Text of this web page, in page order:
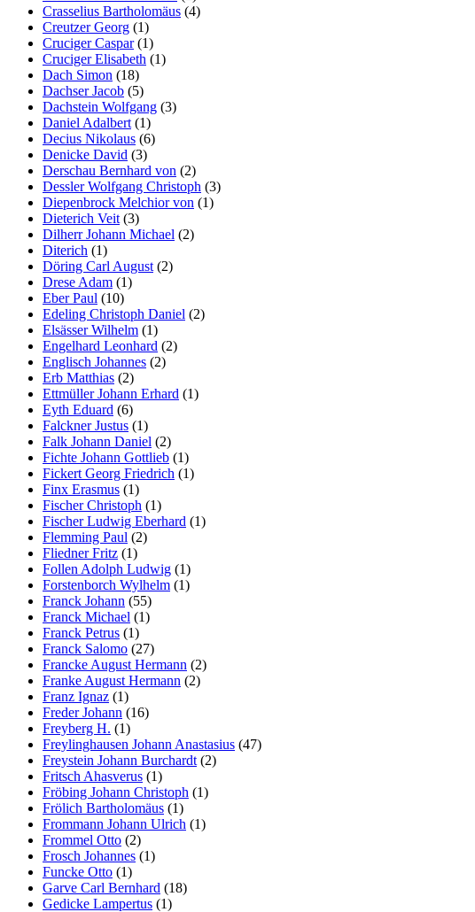
Crasselius Bartholomäus (4)
Creutzer Georg (1)
Cruciger Caspar(1)
Cruciger Elisabeth (1)
Dach Simon (18)
Dachser Jacob (5)
Dachstein Wolfgang (3)
Daniel Adalbert (1)
Decius Nikolaus (6)
Denicke David (3)
Derschau Bernhard von (2)
Dessler Wolfgang Christoph (3)
Diepenbrock Melchior von (1)
Dieterich Veit (3)
Dilherr Johann Michael (2)
Diterich (1)
Döring Carl August (2)
Drese Adam (1)
Eber Paul (10)
Edeling Christoph Daniel (2)
Elsässer Wilhelm (1)
Engelhard Leonhard (2)
Englisch Johannes (2)
Erb Matthias (2)
Ettmüller Johann Erhard (1)
Eyth Eduard (6)
Falckner Justus (1)
Falk Johann Daniel (2)
Fichte Johann Gottlieb (1)
Fickert Georg Friedrich (1)
Finx Erasmus (1)
Fischer Christoph (1)
Fischer Ludwig Eberhard (1)
Flemming Paul (2)
Fliedner Fritz (1)
Follen Adolph Ludwig (1)
Forstenborch Wylhelm (1)
Franck Johann (55)
Franck Michael (1)
Franck Petrus (1)
Franck Salomo (27)
Francke August Hermann (2)
Franke August Hermann (2)
Franz Ignaz (1)
Freder Johann (16)
Freyberg H. (1)
Freylinghausen Johann Anastasius (47)
Freystein Johann Burchardt (2)
Fritsch Ahasverus (1)
Fröbing Johann Christoph (1)
Frölich Bartholomäus (1)
Frommann Johann Ulrich (1)
Frommel Otto (2)
Frosch Johannes (1)
Funcke Otto (1)
Garve Carl Bernhard (18)
Gedicke Lampertus (1)